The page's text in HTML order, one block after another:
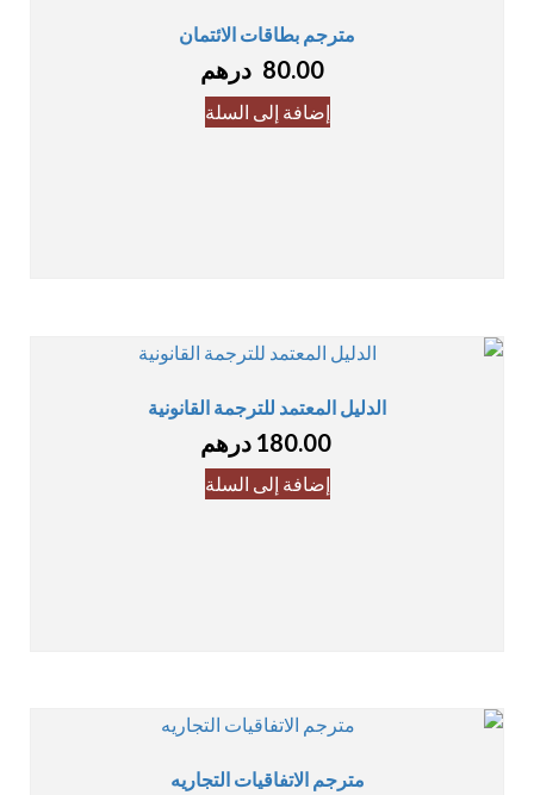
مترجم بطاقات الائتمان
درهم 80.00
إضافة إلى السلة
الدليل المعتمد للترجمة القانونية
درهم 180.00
إضافة إلى السلة
مترجم الاتفاقيات التجاريه